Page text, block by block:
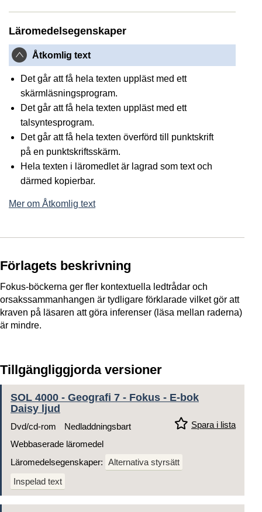
Läromedelsegenskaper
Åtkomlig text
Det går att få hela texten uppläst med ett
skärmläsningsprogram.
Det går att få hela texten uppläst med ett
talsyntesprogram.
Det går att få hela texten överförd till punktskrift
på en punktskriftsskärm.
Hela texten i läromedlet är lagrad som text och
därmed kopierbar.
Mer om Åtkomlig text
Förlagets beskrivning
Fokus-böckerna ger fler kontextuella ledtrådar och
orsakssammanhangen är tydligare förklarade vilket gör att
kraven på läsaren att göra inferenser (läsa mellan raderna)
är mindre.
Tillgängliggjorda versioner
SOL 4000 - Geografi 7 - Fokus - E-bok
Daisy ljud
Spara i lista
Dvd/cd-rom
Nedladdningsbart
Webbaserade läromedel
Läromedelsegenskaper: Alternativa styrsätt
Inspelad text